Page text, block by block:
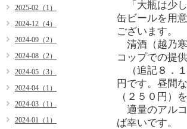
「大瓶は少
缶ビールを用
ございます。
清酒（越乃
コップでの提
（追記８．
円です。昼間
（２５０円）
適量のアル
ば幸いです。
2025-02（1）
2024-12（4）
2024-09（2）
2024-08（2）
2024-05（3）
2024-04（1）
2024-03（1）
2024-01（1）